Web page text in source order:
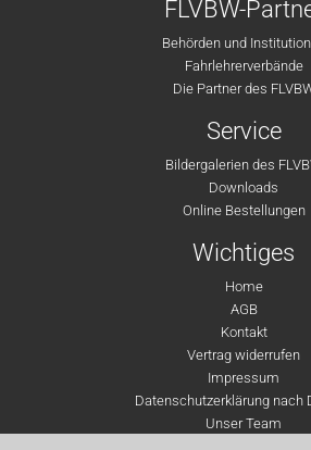
FLVBW-
Behörden und
Fahrlehrerverbände
Die Partner des
Service
Bildergalerien des
Downloads
Online Bestellungen
Wichtiges
Home
AGB
Kontakt
Vertrag widerrufen
Impressum
Datenschutzerklärung nach
Unser Team